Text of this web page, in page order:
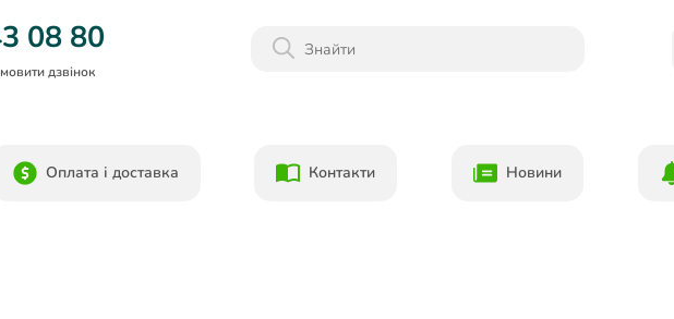
Даруємо 1000гр на бонусний рахунок при реєстрації!)
08 80
дзвінок
Оплата і доставка Контакти Новини